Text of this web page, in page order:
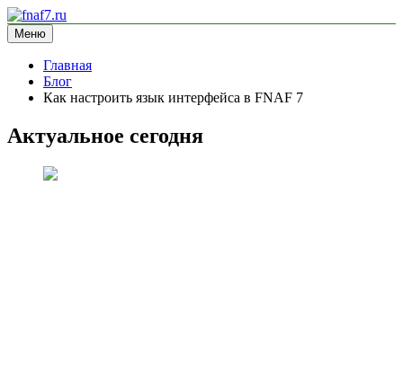
Перейти
к
содержимому
fnaf7.ru
информационный сайт
Меню
Главная
Блог
Как настроить язык интерфейса в FNAF 7
Актуальное сегодня